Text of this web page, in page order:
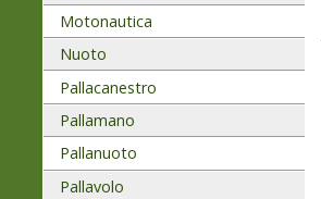
Motonautica
Nuoto
Pallacanestro
Pallamano
Pallanuoto
Pallavolo